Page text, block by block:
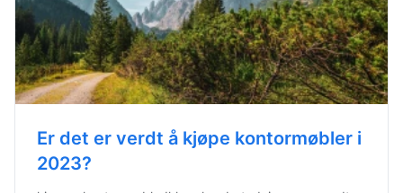
Er det er verdt å kjøpe kontormøbler i
2023?